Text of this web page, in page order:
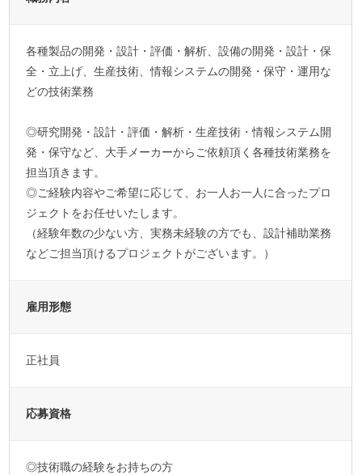
各種製品の開発・設計・評価・解析、設備の開発・設計・保
全・立上げ、生産技術、情報システムの開発・保守・運用な
どの技術業務
◎研究開発・設計・評価・解析・生産技術・情報システム開
発・保守など、大手メーカーからご依頼頂く各種技術業務を
担当頂きます。
◎ご経験内容やご希望に応じて、お一人お一人に合ったプロ
ジェクトをお任せいたします。
（経験年数の少ない方、実務未経験の方でも、設計補助業務
などご担当頂けるプロジェクトがございます。）
雇用形態
正社員
応募資格
◎技術職の経験をお持ちの方